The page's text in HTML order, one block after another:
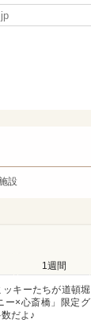
設
1週間
ッキーたちが道頓堀
ー×心斎橋」限定グ
だよ♪